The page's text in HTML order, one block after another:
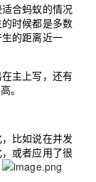
合蚂蚁的情况
时候都是多数
的距离近一
主上写，还有
。
比如说在并发
或者应用了很